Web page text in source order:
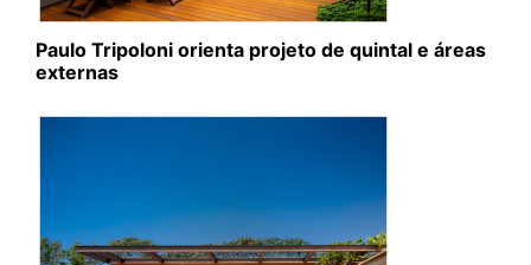
Paulo Tripoloni orienta projeto de quintal e áreas
externas